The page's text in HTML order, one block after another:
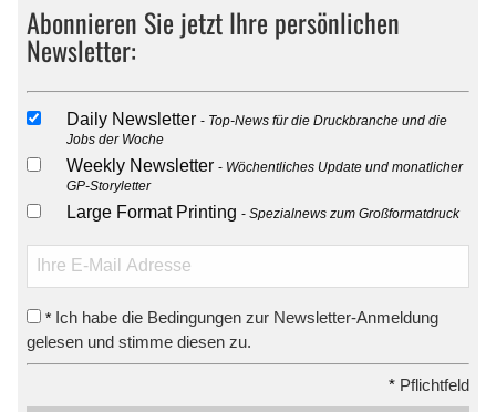
Abonnieren Sie jetzt Ihre persönlichen
Newsletter:
Daily Newsletter
Top-News für die Druckbranche und die
Jobs der Woche
Weekly Newsletter
Wöchentliches Update und monatlicher
GP-Storyletter
Large Format Printing Spezialnews zum Großformatdruck
* Ich habe die Bedingungen zur Newsletter-Anmeldung
gelesen und stimme diesen zu.
* Pflichtfeld